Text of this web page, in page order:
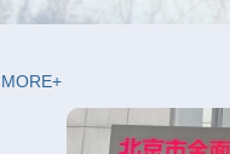
MORE+